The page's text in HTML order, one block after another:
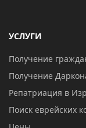
УСЛУГИ
Получение
Получение
Репатриация в
Поиск еврейских